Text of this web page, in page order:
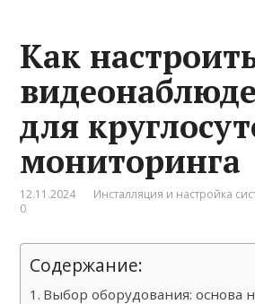
Как
для
мониторинга
12.11.2024 Инсталляция и настройка
0
Содержание:
Выбор оборудования: основа